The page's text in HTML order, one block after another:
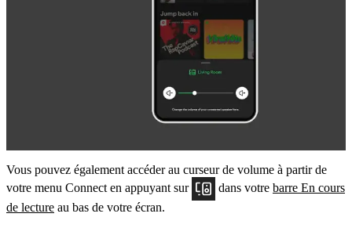
Vous pouvez également accéder au curseur de volume à partir de
votre menu Connect en appuyant sur
dans votre barre En cours
de lecture au bas de votre écran.